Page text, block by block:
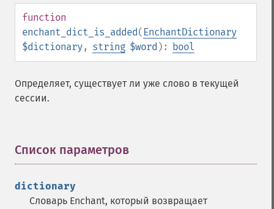
function
enchant_dict_is_added( EnchantDictionary
$dictionary, string $word ): bool
Определяет, существует ли уже слово в текущей
сессии.
Список параметров
dictionary
Словарь Enchant, который возвращает